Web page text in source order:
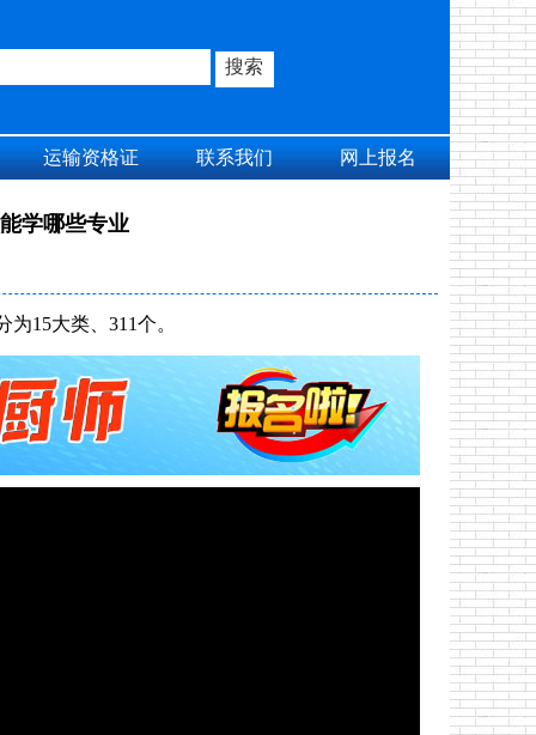
运输资格证 联系我们 网上报名
学哪些专业
15大类、311个。